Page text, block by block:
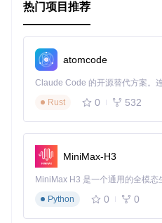
的解决方案。如果你正在寻找
项目地址 ：G2 on GitHub
许可证：Apache 2.0
热门项目推荐
atomcode
Rust
0 532
MiniMax-H3
Python
0 0